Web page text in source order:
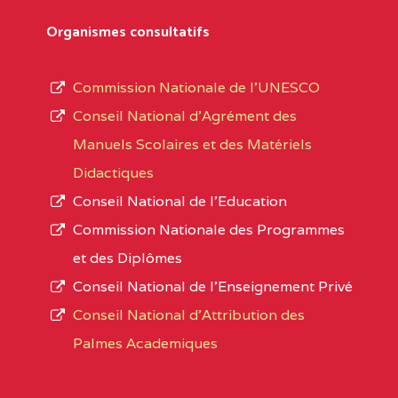
Noms
Localité
Région Noms
ADAMAOUA
INSTITUT POLYVALENT
PINTADES BP :
ADAMAOUA
COLLEGE PRIVE LAIC
L’offre d’éducation del’Enseignement
d’immatriculation du mois de septembre
suit :
1950 établissements publics
895 CES dont 86 Bilingues
1055 Lycées dont 351 Bilingues
72 établissements avec section bilingue
1358 établissements privés
Organismes consultatifs
Commission Nationale de l’UNESCO
Conseil National d’Agrément des
Manuels Scolaires et des Matériels
Didactiques
Conseil National de l’Education
Commission Nationale des Programmes
et des Diplômes
Conseil National de l’Enseignement Privé
Conseil National d'Attribution des
Palmes Academiques